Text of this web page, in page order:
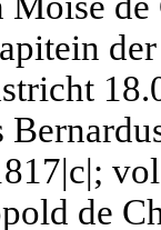
de